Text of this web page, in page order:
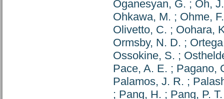
Oganesyan, G. ; Oh,
Ohkawa, M. ; Ohme, F.
Olivetto, C. ; Oohara,
Ormsby, N. D. ;
Ossokine, S. ;
Pace, A. E. ; Pagano,
Palamos, J. R. ;
; Pang, H. ; Pang, P.